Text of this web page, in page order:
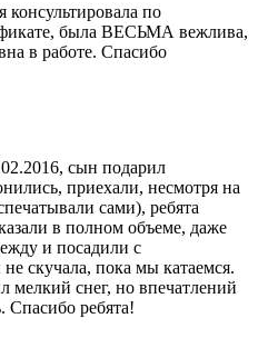
консультировала по
была ВЕСЬМА вежлива,
в работе. Спасибо
сын подарил
приехали, несмотря на
сами), ребята
в полном объеме, даже
и посадили с
скучала, пока мы катаемся.
мелкий снег, но впечатлений
ребята!